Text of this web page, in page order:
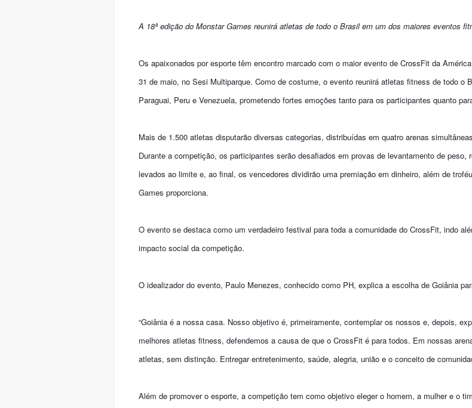
A 18ª edição do Monstar Games reunirá atletas de todo o Brasil em um dos maiores eventos
Os apaixonados por esporte têm encontro marcado com o maior evento de CrossFit da
31 de maio, no Sesi Multiparque. Como de costume, o evento reunirá atletas fitness de todo o
Paraguai, Peru e Venezuela, prometendo fortes emoções tanto para os participantes quanto
Mais de 1.500 atletas disputarão diversas categorias, distribuídas em quatro arenas
Durante a competição, os participantes serão desafiados em provas de levantamento de
levados ao limite e, ao final, os vencedores dividirão uma premiação em dinheiro, além de
Games proporciona.
O evento se destaca como um verdadeiro festival para toda a comunidade do CrossFit, indo
impacto social da competição.
O idealizador do evento, Paulo Menezes, conhecido como PH, explica a escolha de Goiânia
“Goiânia é a nossa casa. Nosso objetivo é, primeiramente, contemplar os nossos e, depois,
melhores atletas fitness, defendemos a causa de que o CrossFit é para todos. Em nossas
atletas, sem distinção. Entregar entretenimento, saúde, alegria, união e o conceito de
Além de promover o esporte, a competição tem como objetivo eleger o homem, a mulher e o